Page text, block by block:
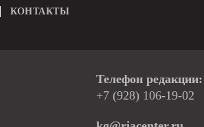
КОНТАКТЫ
Телефон редакции:
+7 (928) 106-19-02